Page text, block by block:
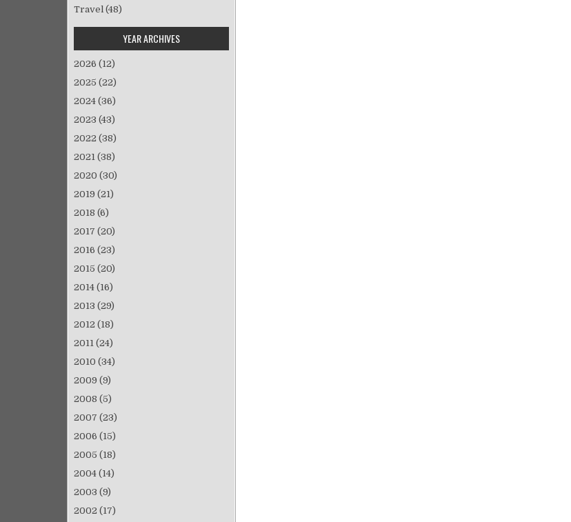
Travel (48)
YEAR ARCHIVES
2026 (12)
2025 (22)
2024 (36)
2023 (43)
2022 (38)
2021 (38)
2020 (30)
2019 (21)
2018 (6)
2017 (20)
2016 (23)
2015 (20)
2014 (16)
2013 (29)
2012 (18)
2011 (24)
2010 (34)
2009 (9)
2008 (5)
2007 (23)
2006 (15)
2005 (18)
2004 (14)
2003 (9)
2002 (17)